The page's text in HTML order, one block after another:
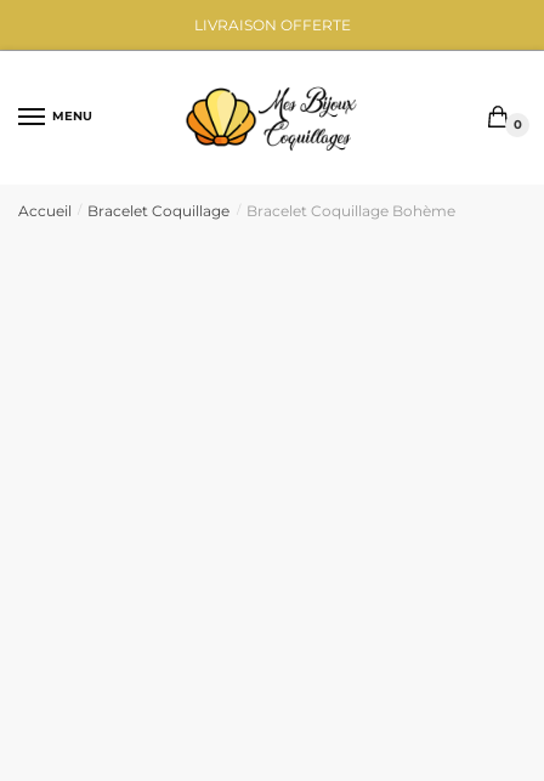
LIVRAISON OFFERTE
MENU
0
Accueil / Bracelet Coquillage / Bracelet Coquillage Bohème